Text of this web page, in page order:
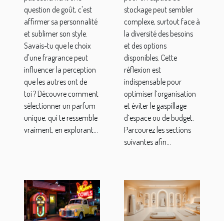
personnel ?
question de goût, c'est
affirmer sa personnalité
et sublimer son style.
Savais-tu que le choix
d'une fragrance peut
influencer la perception
que les autres ont de
toi ? Découvre comment
sélectionner un parfum
unique, qui te ressemble
vraiment, en explorant...
stockage ?
stockage peut sembler
complexe, surtout face à
la diversité des besoins
et des options
disponibles. Cette
réflexion est
indispensable pour
optimiser l’organisation
et éviter le gaspillage
d’espace ou de budget.
Parcourez les sections
suivantes afin...